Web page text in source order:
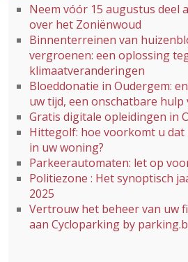
Neem vóór 15 augustus deel
over het Zoniënwoud
Binnenterreinen van
vergroenen: een oplossing
klimaatveranderingen
Bloeddonatie in Oudergem:
uw tijd, een onschatbare
Gratis digitale opleidingen in
Hittegolf: hoe voorkomt u
in uw woning?
Parkeerautomaten: let op
Politiezone : Het synoptisch
2025
Vertrouw het beheer van uw
aan Cycloparking by